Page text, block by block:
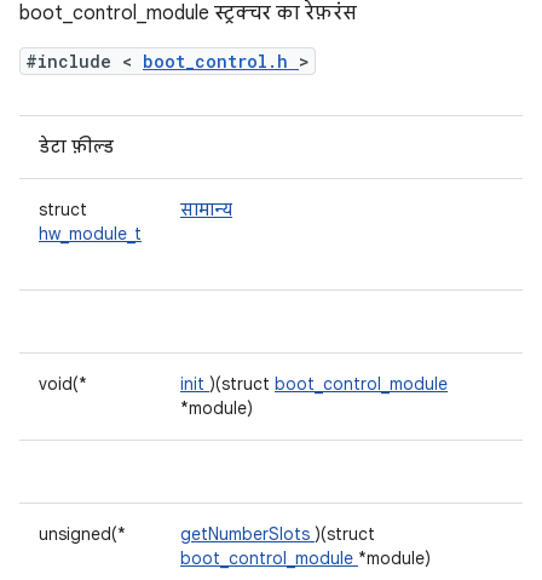
boot_control_module स्ट्रक्चर का रेफ़रंस
#include < boot_control.h >
डेटा फ़ील्ड
struct
hw_module_t
सामान्य
void(* init )(struct boot_control_module
*module)
unsigned(* getNumberSlots )(struct
boot_control_module *module)